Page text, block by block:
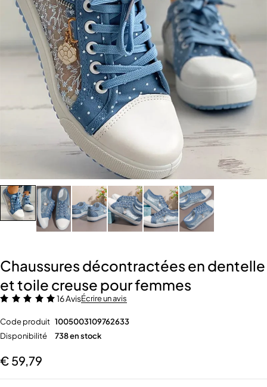
Chaussures décontractées en dentelle
et toile creuse pour femmes
16 AvisÉcrire un avis
Code produit 1005003109762633
Disponibilité
738 en stock
€ 59,79